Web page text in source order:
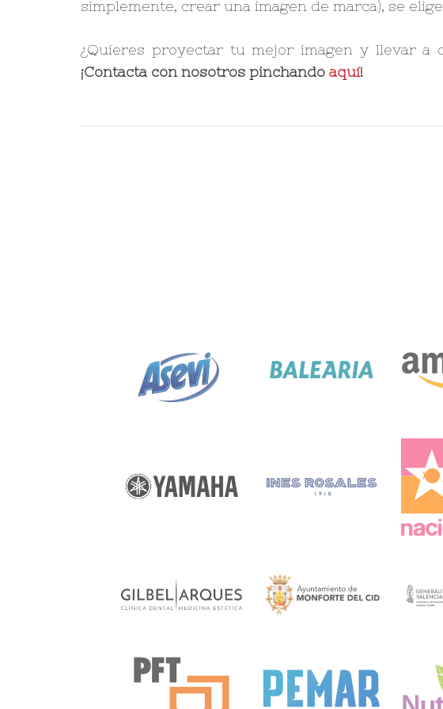
simplemente, crear una imagen de marca), se
¿Quieres proyectar tu mejor imagen y llevar a
¡Contacta con nosotros pinchando aquí!